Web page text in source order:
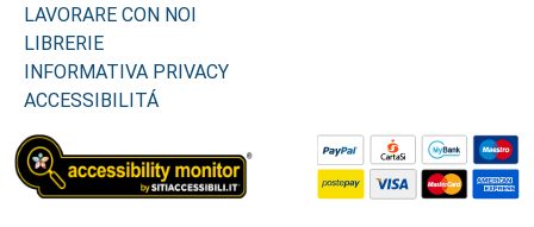
LAVORARE CON NOI
LIBRERIE
INFORMATIVA PRIVACY
ACCESSIBILITÁ